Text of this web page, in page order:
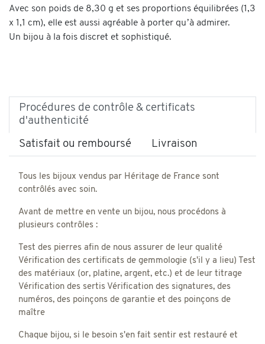
Avec son poids de 8,30 g et ses proportions équilibrées (1,3
x 1,1 cm), elle est aussi agréable à porter qu’à admirer.
Un bijou à la fois discret et sophistiqué.
Procédures de contrôle & certificats
d'authenticité
Satisfait ou remboursé Livraison
Tous les bijoux vendus par Héritage de France sont
contrôlés avec soin.
Avant de mettre en vente un bijou, nous procédons à
plusieurs contrôles :
Test des pierres afin de nous assurer de leur qualité
Vérification des certificats de gemmologie (s'il y a lieu) Test
des matériaux (or, platine, argent, etc.) et de leur titrage
Vérification des sertis Vérification des signatures, des
numéros, des poinçons de garantie et des poinçons de
maître
Chaque bijou, si le besoin s'en fait sentir est restauré et